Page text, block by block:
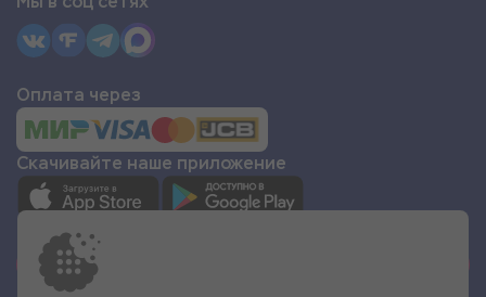
Оплата через
Скачивайте наше приложение